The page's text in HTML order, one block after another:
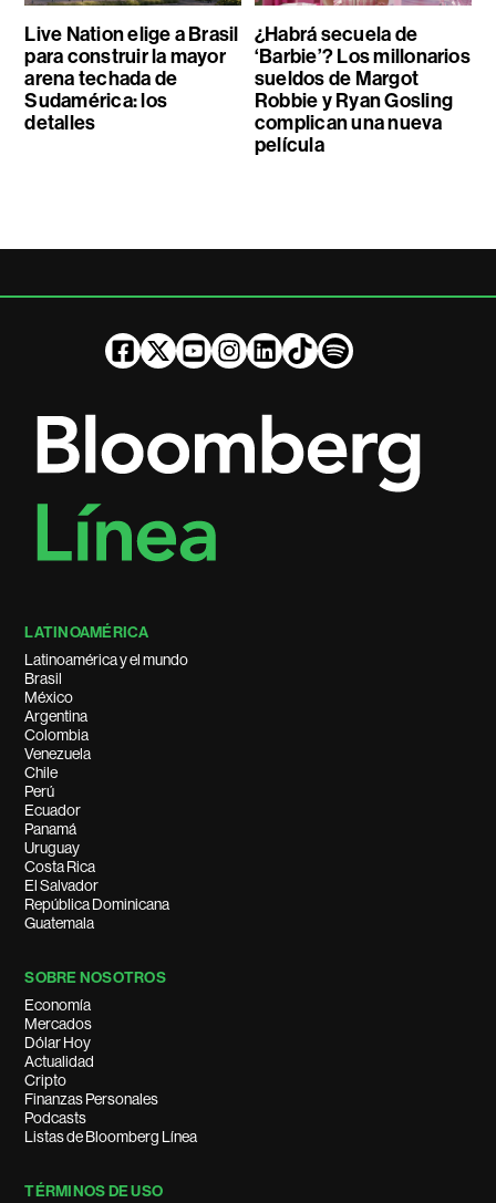
Live Nation elige a Brasil
para construir la mayor
arena techada de
Sudamérica: los
detalles
¿Habrá secuela de
‘Barbie’? Los millonarios
sueldos de Margot
Robbie y Ryan Gosling
complican una nueva
película
LATINOAMÉRICA
Latinoamérica y el mundo
Brasil
México
Argentina
Colombia
Venezuela
Chile
Perú
Ecuador
Panamá
Uruguay
Costa Rica
El Salvador
República Dominicana
Guatemala
SOBRE NOSOTROS
Economía
Mercados
Dólar Hoy
Actualidad
Cripto
Finanzas Personales
Podcasts
Listas de Bloomberg Línea
TÉRMINOS DE USO